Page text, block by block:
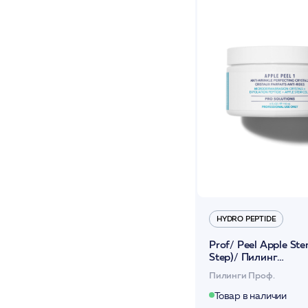
HYDRO PEPTIDE
Prof/ Peel Apple
Step)/ Пилинг
стволовыми клетками
яблони (1 ст) 118мл /
Пилинги Проф.
Товар в наличии